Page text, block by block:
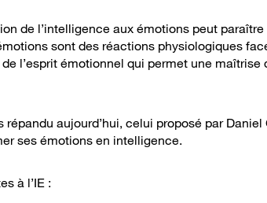
de l’intelligence aux émotions peut
sont des réactions physiologiques
l’esprit émotionnel qui permet une
aujourd’hui, celui proposé par
ses émotions en intelligence.
à l’IE :